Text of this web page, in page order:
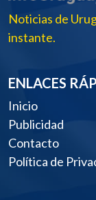
Noticias de
instante.
ENLACES
Inicio
Publicidad
Contacto
Política de